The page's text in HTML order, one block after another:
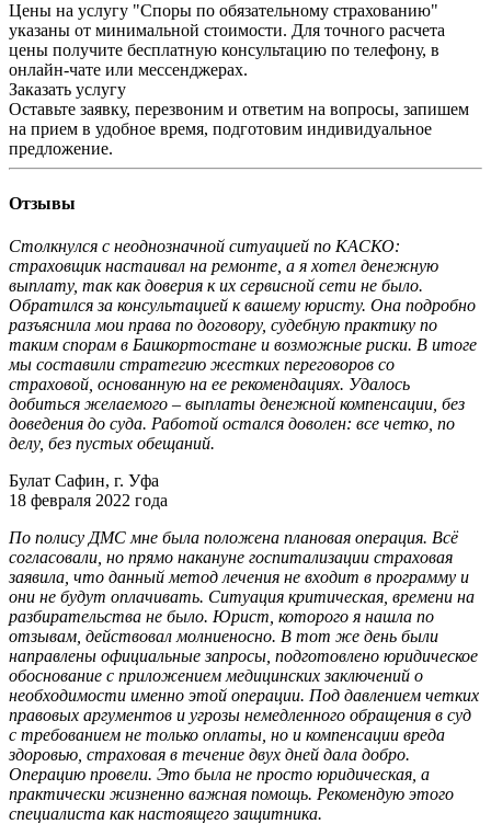
Цены на услугу "Споры по обязательному страхованию"
указаны от минимальной стоимости. Для точного расчета
цены получите бесплатную консультацию по телефону, в
онлайн-чате или мессенджерах.
Заказать услугу
Оставьте заявку, перезвоним и ответим на вопросы, запишем
на прием в удобное время, подготовим индивидуальное
предложение.
Отзывы
Столкнулся с неоднозначной ситуацией по КАСКО:
страховщик настаивал на ремонте, а я хотел денежную
выплату, так как доверия к их сервисной сети не было.
Обратился за консультацией к вашему юристу. Она подробно
разъяснила мои права по договору, судебную практику по
таким спорам в Башкортостане и возможные риски. В итоге
мы составили стратегию жестких переговоров со
страховой, основанную на ее рекомендациях. Удалось
добиться желаемого – выплаты денежной компенсации, без
доведения до суда. Работой остался доволен: все четко, по
делу, без пустых обещаний.
Булат Сафин, г. Уфа
18 февраля 2022 года
По полису ДМС мне была положена плановая операция. Всё
согласовали, но прямо накануне госпитализации страховая
заявила, что данный метод лечения не входит в программу и
они не будут оплачивать. Ситуация критическая, времени на
разбирательства не было. Юрист, которого я нашла по
отзывам, действовал молниеносно. В тот же день были
направлены официальные запросы, подготовлено юридическое
обоснование с приложением медицинских заключений о
необходимости именно этой операции. Под давлением четких
правовых аргументов и угрозы немедленного обращения в суд
с требованием не только оплаты, но и компенсации вреда
здоровью, страховая в течение двух дней дала добро.
Операцию провели. Это была не просто юридическая, а
практически жизненно важная помощь. Рекомендую этого
специалиста как настоящего защитника.